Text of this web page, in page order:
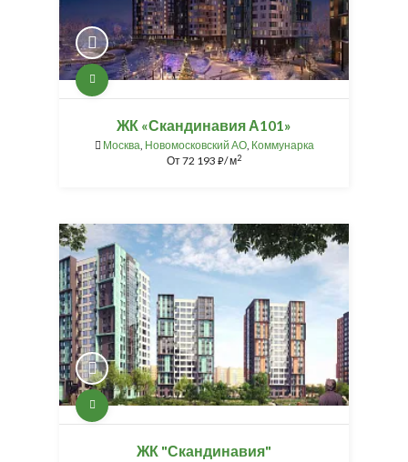
ЖК «Скандинавия А101»
Москва, Новомосковский АО, Коммунарка
От72 193 ⃏/ м2
ЖК "Скандинавия"